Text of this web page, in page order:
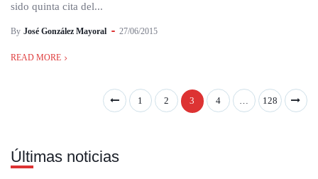
sido quinta cita del...
By José González Mayoral 27/06/2015
READ MORE
1 2 3 4 … 128
Últimas noticias